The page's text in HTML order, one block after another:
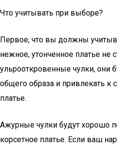
Что учитывать при выборе?
Первое, что вы должны
нежное, утонченное платье не
ульрооткровенные чулки, они
общего образа и привлекать
платье.
Ажурные чулки будут хорошо
корсетное платье. Если ваш